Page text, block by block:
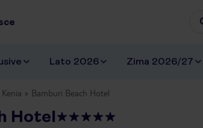
Lato 2026 Zima 2026/27
Kenia Bamburi Beach Hotel
Hotel